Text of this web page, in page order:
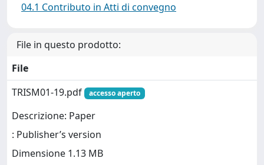
04.1 Contributo in Atti di convegno
File in questo prodotto:
File
TRISM01-19.pdf
accesso aperto
Descrizione: Paper
: Publisher’s version
Dimensione 1.13 MB